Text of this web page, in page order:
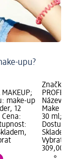
upu?
MAKEUP;
make-up
12
Značka:
Název
Make
30 ml;
Vybrat
309,00